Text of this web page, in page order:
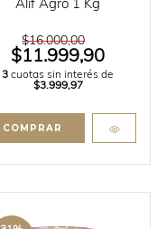
Alif Agro 1 Kg
$16.000,00
$11.999,90
3 cuotas sin interés de
$3.999,97